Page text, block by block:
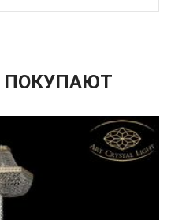
ПОКУПАЮТ